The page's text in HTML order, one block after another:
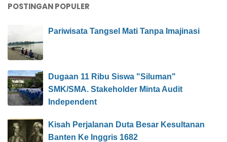
POSTINGAN POPULER
Pariwisata Tangsel Mati Tanpa Imajinasi
Dugaan 11 Ribu Siswa "Siluman"
SMK/SMA. Stakeholder Minta Audit
Independent
Kisah Perjalanan Duta Besar Kesultanan
Banten Ke Inggris 1682